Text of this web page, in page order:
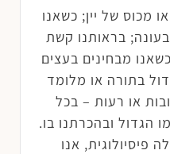
מכוס של יין; כשאנו
בראותנו קשת
מבחינים בעצים
בתורה או מלומד
או רעות – בכל
הגדול ובהכרתנו בו.
פיסיולוגית, אנו